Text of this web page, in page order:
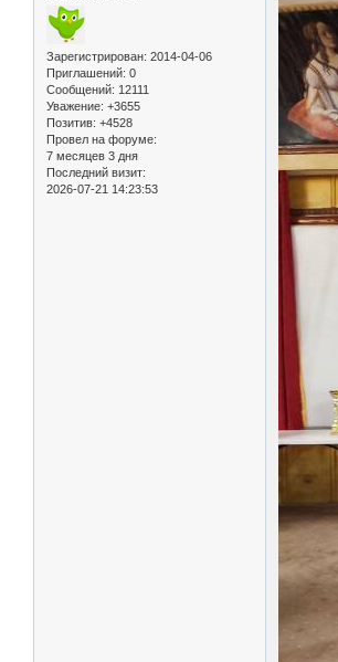
Зарегистрирован: 2014-04-06
Приглашений: 0
Сообщений: 12111
Уважение: +3655
Позитив: +4528
Провел на форуме:
7 месяцев 3 дня
Последний визит:
2026-07-21 14:23:53